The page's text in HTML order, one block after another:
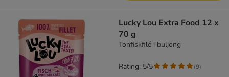
Lucky Lou Extra Food 12 x
70 g
Tonfiskfilé i buljong
Rating: 5/5 (9)